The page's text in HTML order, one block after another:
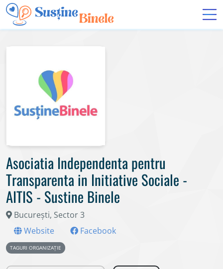
Asociatia Independenta pentru
Transparenta in Initiative Sociale -
AITIS - Sustine Binele
București, Sector 3
Website
Facebook
TAGURI ORGANIZAȚIE